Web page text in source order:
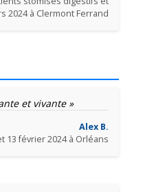
2024 à Clermont Ferrand
et vivante »
Alex B.
13 février 2024 à Orléans